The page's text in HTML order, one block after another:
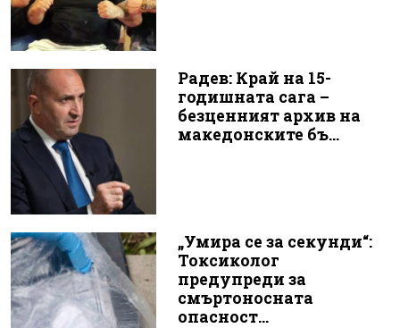
Радев: Край на 15-
годишната сага –
безценният архив на
македонските бъ...
„Умира се за секунди“:
Токсиколог
предупреди за
смъртоносната
опасност...